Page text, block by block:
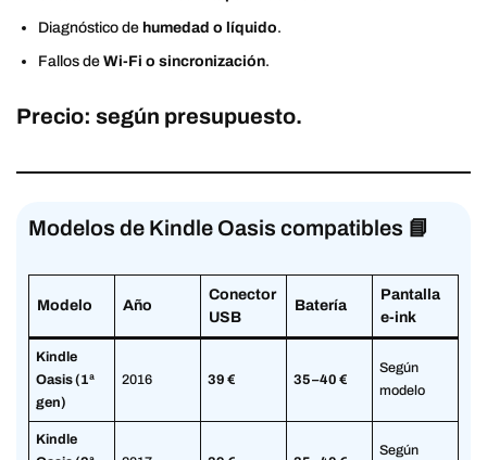
Diagnóstico de humedad o líquido.
Fallos de Wi-Fi o sincronización.
Precio: según presupuesto.
Modelos de Kindle Oasis compatibles 📘
Modelo Año
Conector
USB
Batería
Pantalla
e-ink
Kindle
Oasis (1ª
gen)
2016 39 € 35–40 €
Según
modelo
Kindle
Según